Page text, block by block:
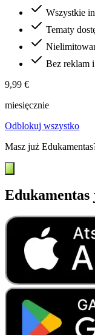
Wszystkie
Tematy
Bez reklam
9,99 €
miesięcznie
Odblokuj wszystko
Masz już